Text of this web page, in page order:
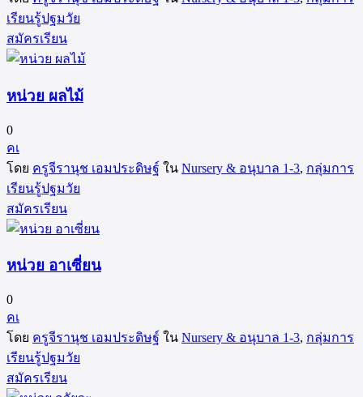
เรียนรู้ปฐมวัย
สมัครเรียน
หน่วย ผลไม้
0
คเ
โดย ครูจีรานุช เอมประดิษฐ์ ใน Nursery & อนุบาล 1-3, กลุ่มการ
เรียนรู้ปฐมวัย
สมัครเรียน
หน่วย อาเซี่ยน
0
คเ
โดย ครูจีรานุช เอมประดิษฐ์ ใน Nursery & อนุบาล 1-3, กลุ่มการ
เรียนรู้ปฐมวัย
สมัครเรียน